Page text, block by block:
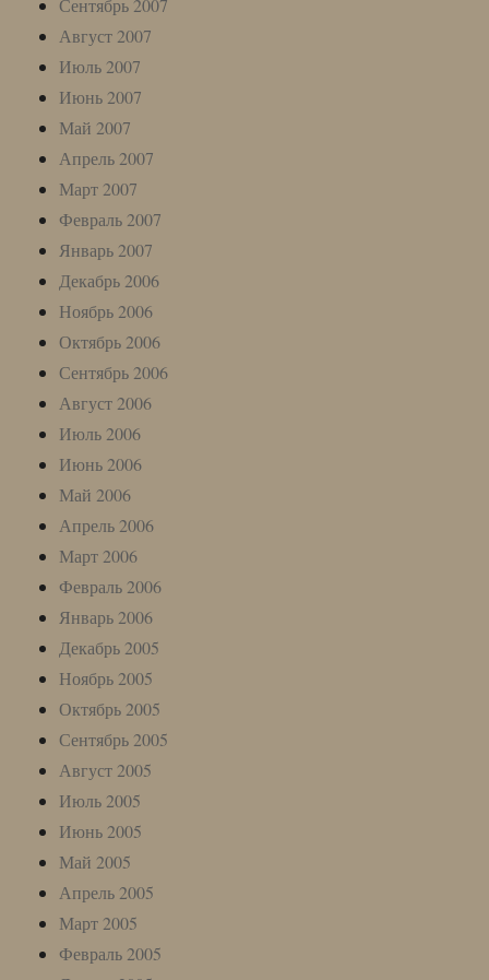
Сентябрь 2007
Август 2007
Июль 2007
Июнь 2007
Май 2007
Апрель 2007
Март 2007
Февраль 2007
Январь 2007
Декабрь 2006
Ноябрь 2006
Октябрь 2006
Сентябрь 2006
Август 2006
Июль 2006
Июнь 2006
Май 2006
Апрель 2006
Март 2006
Февраль 2006
Январь 2006
Декабрь 2005
Ноябрь 2005
Октябрь 2005
Сентябрь 2005
Август 2005
Июль 2005
Июнь 2005
Май 2005
Апрель 2005
Март 2005
Февраль 2005